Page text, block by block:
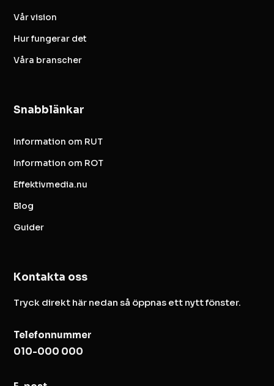
Vår vision
Hur fungerar det
Våra branscher
Snabblänkar
Information om RUT
Information om ROT
Effektivmedia.nu
Blog
Guider
Kontakta oss
Tryck direkt här nedan så öppnas ett nytt fönster.
Telefonnummer
010-000 000